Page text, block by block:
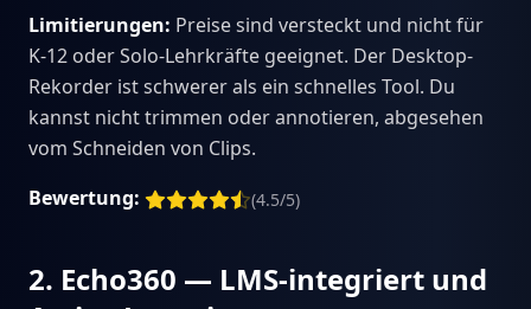
Limitierungen: Preise sind versteckt und nicht für
K-12 oder Solo-Lehrkräfte geeignet. Der Desktop-
Rekorder ist schwerer als ein schnelles Tool. Du
kannst nicht trimmen oder annotieren, abgesehen
vom Schneiden von Clips.
Bewertung:
(4.5/5)
2. Echo360 — LMS-integriert und